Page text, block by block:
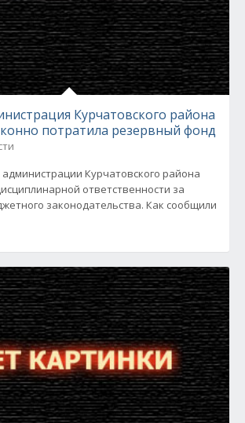
Курчатовского района
потратила резервный фонд
Курчатовского района
ответственности за
законодательства. Как сообщили